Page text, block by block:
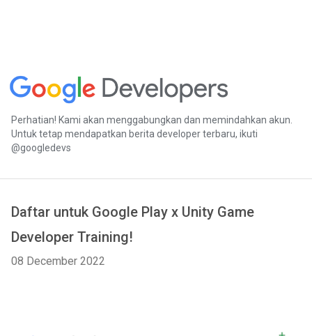
Perhatian! Kami akan menggabungkan dan memindahkan akun.
Untuk tetap mendapatkan berita developer terbaru, ikuti
@googledevs
Daftar untuk Google Play x Unity Game
Developer Training!
08 December 2022